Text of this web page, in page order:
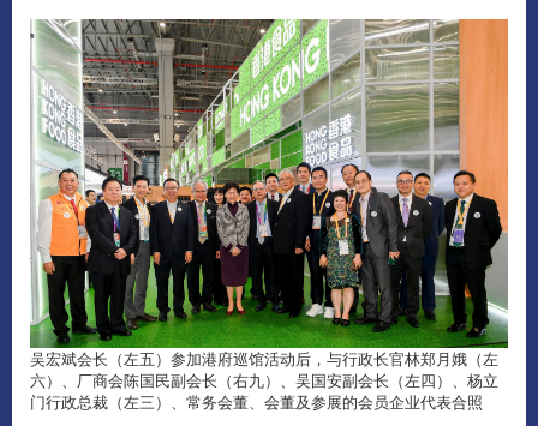
吴宏斌会长（左五）参加港府巡馆活动后，与行政长官林郑月娥（左
六）、厂商会陈国民副会长（右九）、吴国安副会长（左四）、杨立
门行政总裁（左三）、常务会董、会董及参展的会员企业代表合照